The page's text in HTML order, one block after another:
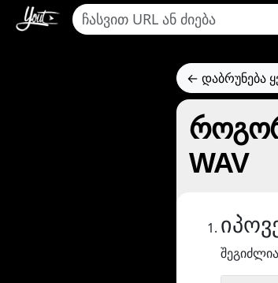
← დაბრუნება
WAV